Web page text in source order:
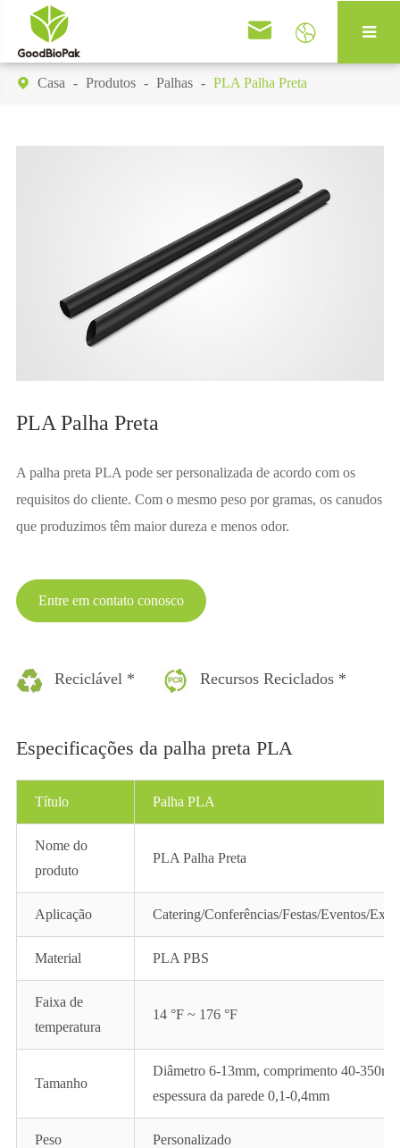
 
 Casa Produtos Palhas PLA Palha Preta
PLA Palha Preta
A palha preta PLA pode ser personalizada de acordo com os
requisitos do cliente. Com o mesmo peso por gramas, os canudos
que produzimos têm maior dureza e menos odor.
Entre em contato conosco
Reciclável * Recursos Reciclados *
Especificações da palha preta PLA
Título Palha PLA
Nome do
produto
PLA Palha Preta
Aplicação Catering/Conferências/Festas/Eventos/
Material PLA PBS
Faixa de
temperatura
14 °F ~ 176 °F
Tamanho
Diâmetro 6-13mm, comprimento 40-
espessura da parede 0,1-0,4mm
Peso Personalizado